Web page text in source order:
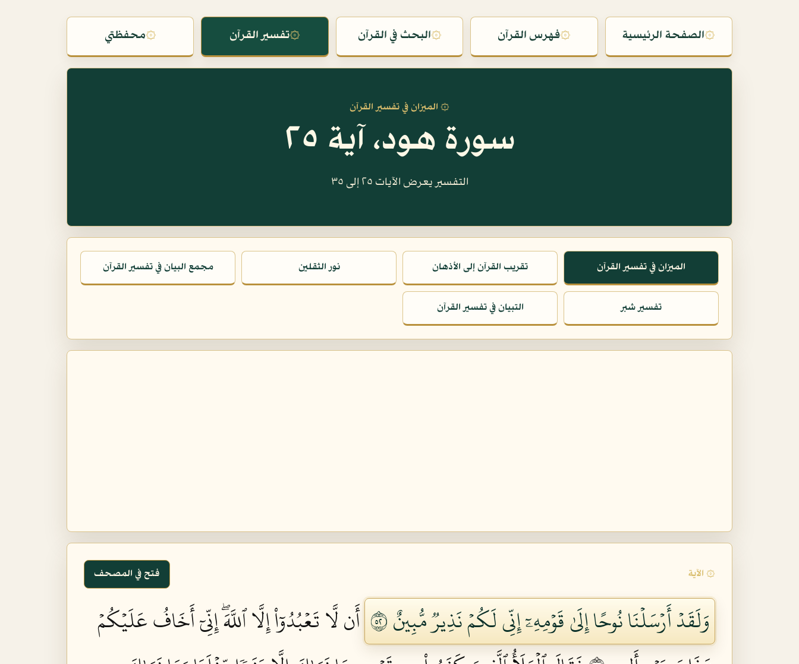
۞الصفحة الرئيسية ۞فهرس القرآن ۞البحث في القرآن ۞تفسير القرآن ۞محفظتي
۞ الميزان في تفسير القرآن
سورة هود، آية ٢٥
التفسير يعرض الآيات ٢٥ إلى ٣٥
الميزان في تفسير القرآن تقريب القرآن إلى الأذهان نور الثقلين مجمع البيان في تفسير القرآن
تفسير شبر التبيان في تفسير القرآن
۞ الآية فتح في المصحف
وَلَقَدۡ أَرۡسَلۡنَا نُوحًا إِلَىٰ قَوۡمِهِۦٓ إِنِّي لَكُمۡ نَذِيرٞ مُّبِينٌ ٢٥
أَن لَّا تَعۡبُدُوٓاْ إِلَّا ٱللَّهَۖ إِنِّيٓ أَخَافُ عَلَيۡكُمۡ